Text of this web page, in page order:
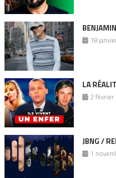
18
LA
2 février
JBNG /
1